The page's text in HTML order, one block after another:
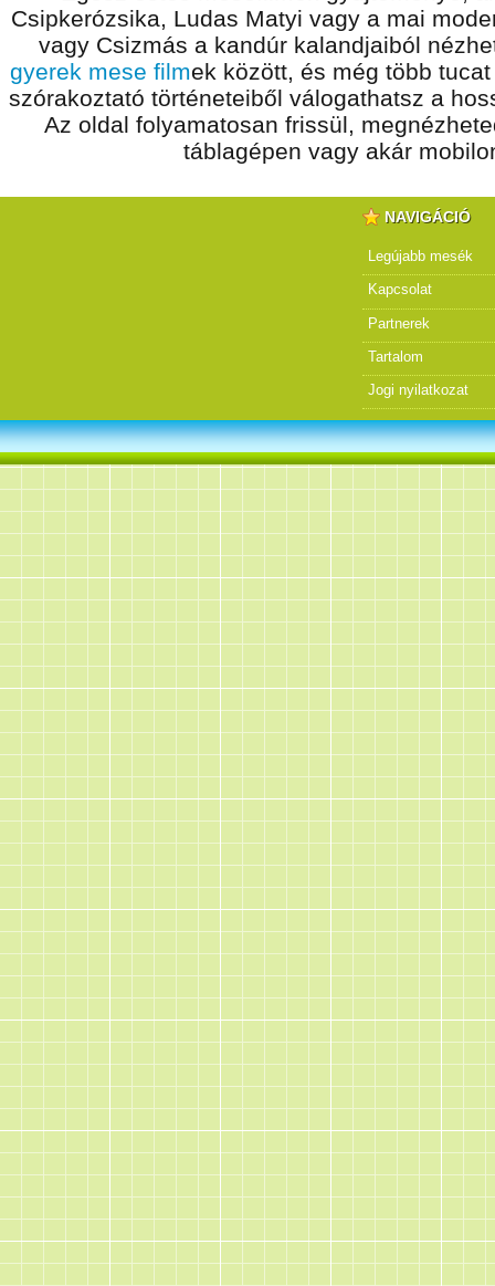
Csipkerózsika, Ludas Matyi vagy a mai
vagy Csizmás a kandúr kalandjaiból
gyerek mese filmek között, és még több
szórakoztató történeteiből válogathatsz a
Az oldal folyamatosan frissül,
táblagépen vagy akár
NAVIGÁCIÓ
Legújabb mesék
Kapcsolat
Partnerek
Tartalom
Jogi nyilatkozat